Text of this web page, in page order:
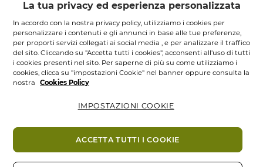
La tua privacy ed esperienza personalizzata
In accordo con la nostra privacy policy, utilizziamo i cookies per
personalizzare i contenuti e gli annunci in base alle tue preferenze,
per proporti servizi collegati ai social media , e per analizzare il traffico
del sito. Cliccando su "Accetta tutti i cookies", acconsenti all'uso di tutti
i cookies presenti nel sito. Per saperne di più su come utilizziamo i
cookies, clicca su "impostazioni Cookie" nel banner oppure consulta la
nostra
Cookies Policy
ACCETTA TUTTI I COOKIE
IMPOSTAZIONI COOKIE